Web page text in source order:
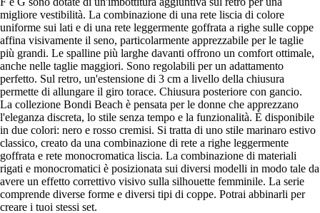
migliore vestibilità. La combinazione di una rete liscia di colore
uniforme sui lati e di una rete leggermente goffrata a righe sulle coppe
affina visivamente il seno, particolarmente apprezzabile per le taglie
più grandi. Le spalline più larghe davanti offrono un comfort ottimale,
anche nelle taglie maggiori. Sono regolabili per un adattamento
perfetto. Sul retro, un'estensione di 3 cm a livello della chiusura
permette di allungare il giro torace. Chiusura posteriore con gancio.
La collezione Bondi Beach è pensata per le donne che apprezzano
l'eleganza discreta, lo stile senza tempo e la funzionalità. È disponibile
in due colori: nero e rosso cremisi. Si tratta di uno stile marinaro estivo
classico, creato da una combinazione di rete a righe leggermente
goffrata e rete monocromatica liscia. La combinazione di materiali
rigati e monocromatici è posizionata sui diversi modelli in modo tale da
avere un effetto correttivo visivo sulla silhouette femminile. La serie
comprende diverse forme e diversi tipi di coppe. Potrai abbinarli per
creare i tuoi stessi set.